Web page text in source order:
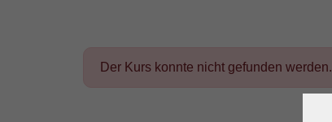
Der Kurs konnte nicht gefunden werden.